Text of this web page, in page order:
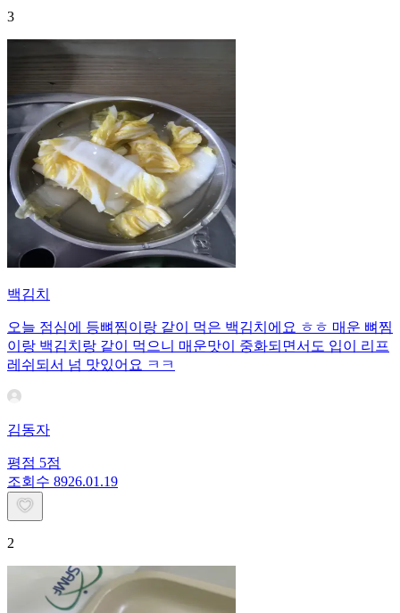
3
백김치
오늘 점심에 등뼈찜이랑 같이 먹은 백김치에요 ㅎㅎ 매운 뼈찜
이랑 백김치랑 같이 먹으니 매운맛이 중화되면서도 입이 리프
레쉬되서 넘 맛있어요 ㅋㅋ
김동자
평점 5점
조회수 8926.01.19
2